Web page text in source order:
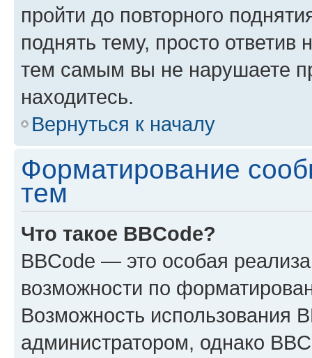
пройти до повторного
поднять тему, просто ответив
тем самым вы не нарушаете
находитесь.
Вернуться к началу
Форматирование
тем
Что такое BBCode?
BBCode — это особая
возможности по
Возможность использования
администратором, однако